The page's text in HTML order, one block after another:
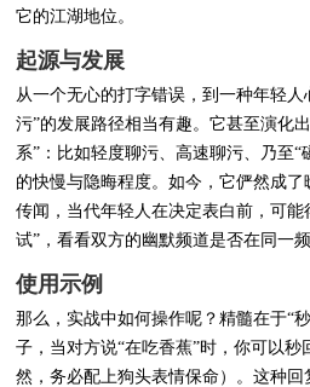
它的江湖地位。
起源与发展
从一个无心的打字错误，到一种年轻
污”的发展路径相当有趣。它甚至演化
系”：比如轻度聊污、高速聊污、乃至“
的快慢与隐晦程度。如今，它俨然成
传闻，当代年轻人在决定表白前，可能
试”，看看双方的幽默频道是否在同一频
使用示例
那么，实战中如何操作呢？精髓在于“
子，当对方说“在吃香蕉”时，你可以秒
然，务必配上狗头表情保命）。这种